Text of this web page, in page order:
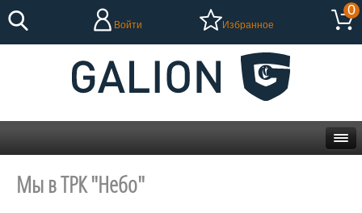
Войти Избранное
0
Мы в ТРК "Небо"